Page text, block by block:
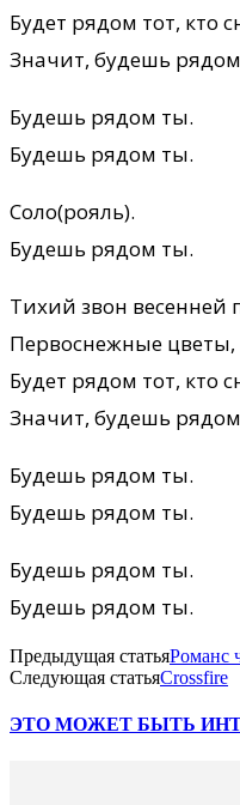
Будет рядом тот, кто
Значит, будешь
Будешь рядом ты.
Будешь рядом ты.
Соло(рояль).
Будешь рядом ты.
Тихий звон весенней
Первоснежные цветы,
Будет рядом тот, кто
Значит, будешь
Будешь рядом ты.
Будешь рядом ты.
Будешь рядом ты.
Будешь рядом ты.
Предыдущая статьяРоманс
Следующая статьяCrossfire
ЭТО МОЖЕТ БЫТЬ